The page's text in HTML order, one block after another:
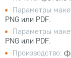
Параметры
PNG или PDF.
Параметры
PNG или PDF.
Производство: